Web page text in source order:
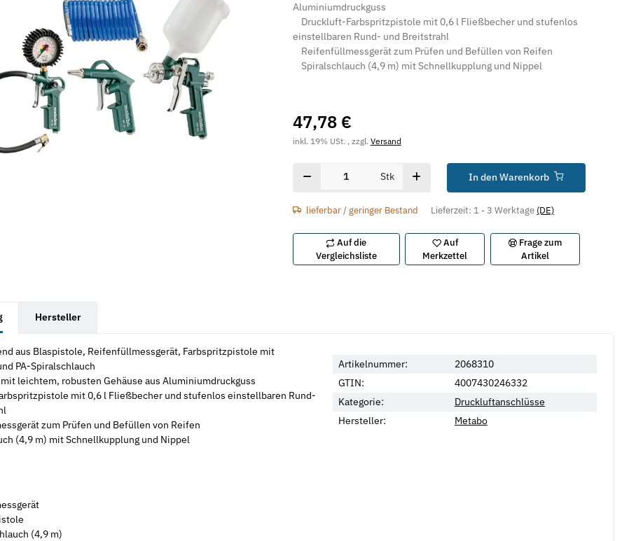
Aluminiumdruckguss
Druckluft-Farbspritzpistole mit 0,6 l Fließbecher und stufenlos
einstellbaren Rund- und Breitstrahl
Reifenfüllmessgerät zum Prüfen und Befüllen von Reifen
Spiralschlauch (4,9 m) mit Schnellkupplung und Nippel
47,78 €
inkl. 19% USt. , zzgl.Versand
Stk In den Warenkorb
lieferbar / geringer Bestand Lieferzeit: 1 - 3 Werktage (DE)
Auf die
Vergleichsliste
Auf
Merkzettel
Frage zum
Artikel
Hersteller
aus Blaspistole, Reifenfüllmessgerät, Farbspritzpistole mit
PA-Spiralschlauch
leichtem, robusten Gehäuse aus Aluminiumdruckguss
mit 0,6 l Fließbecher und stufenlos einstellbaren Rund-
zum Prüfen und Befüllen von Reifen
(4,9 m) mit Schnellkupplung und Nippel
(4,9 m)
Artikelnummer:
2068310
GTIN:
4007430246332
Kategorie:
Druckluftanschlüsse
Hersteller:
Metabo